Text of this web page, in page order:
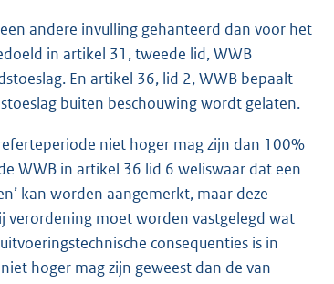
andere invulling gehanteerd dan voor het
in artikel 31, tweede lid, WWB
En artikel 36, lid 2, WWB bepaalt
buiten beschouwing wordt gelaten.
niet hoger mag zijn dan 100%
WWB in artikel 36 lid 6 weliswaar dat een
kan worden aangemerkt, maar deze
verordening moet worden vastgelegd wat
consequenties is in
hoger mag zijn geweest dan de van